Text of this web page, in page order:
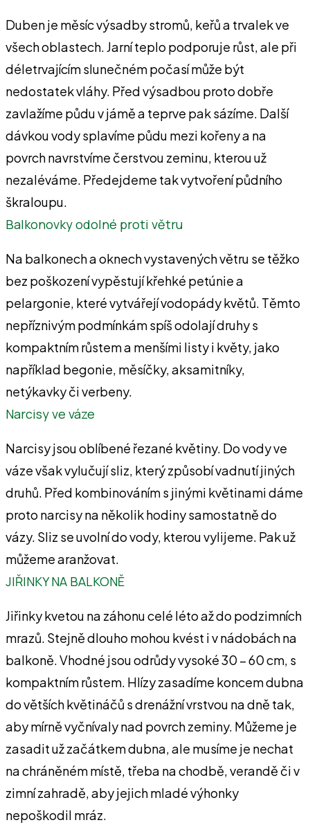
Duben je měsíc výsadby stromů, keřů a trvalek ve
všech oblastech. Jarní teplo podporuje růst, ale při
déletrvajícím slunečném počasí může být
nedostatek vláhy. Před výsadbou proto dobře
zavlažíme půdu v jámě a teprve pak sázíme. Další
dávkou vody splavíme půdu mezi kořeny a na
povrch navrstvíme čerstvou zeminu, kterou už
nezaléváme. Předejdeme tak vytvoření půdního
škraloupu.
Balkonovky odolné proti větru
Na balkonech a oknech vystavených větru se těžko
bez poškození vypěstují křehké petúnie a
pelargonie, které vytvářejí vodopády květů. Těmto
nepříznivým podmínkám spíš odolají druhy s
kompaktním růstem a menšími listy i květy, jako
například begonie, měsíčky, aksamitníky,
netýkavky či verbeny.
Narcisy ve váze
Narcisy jsou oblíbené řezané květiny. Do vody ve
váze však vylučují sliz, který způsobí vadnutí jiných
druhů. Před kombinováním s jinými květinami dáme
proto narcisy na několik hodiny samostatně do
vázy. Sliz se uvolní do vody, kterou vylijeme. Pak už
můžeme aranžovat.
JIŘINKY NA BALKONĚ
Jiřinky kvetou na záhonu celé léto až do podzimních
mrazů. Stejně dlouho mohou kvést i v nádobách na
balkoně. Vhodné jsou odrůdy vysoké 30 – 60 cm, s
kompaktním růstem. Hlízy zasadíme koncem dubna
do větších květináčů s drenážní vrstvou na dně tak,
aby mírně vyčnívaly nad povrch zeminy. Můžeme je
zasadit už začátkem dubna, ale musíme je nechat
na chráněném místě, třeba na chodbě, verandě či v
zimní zahradě, aby jejich mladé výhonky
nepoškodil mráz.